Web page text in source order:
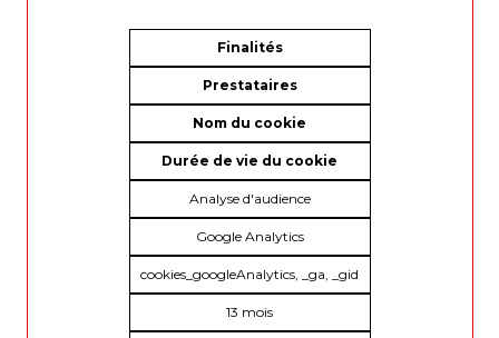
Finalités
Prestataires
Nom du cookie
Durée de vie du cookie
Analyse d'audience
Google Analytics
cookies_googleAnalytics, _ga, _gid
13 mois